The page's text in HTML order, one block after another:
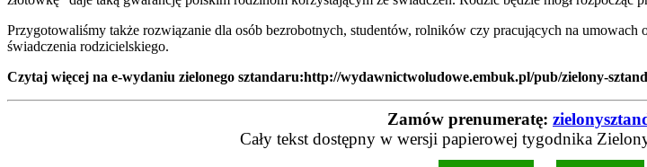
Przygotowaliśmy także rozwiązanie dla osób bezrobotnych, studentów, rolników czy pracujących na
świadczenia rodzicielskiego.
Czytaj więcej na e-wydaniu zielonego sztandaru:http://wydawnictwoludowe.embuk.pl/pub/zielony-
Zamów prenumeratę:
Cały tekst dostępny w wersji papierowej tygodnika